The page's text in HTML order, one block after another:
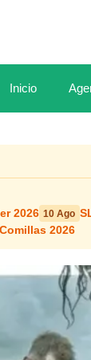
Inicio
2026 10 Ago
2026